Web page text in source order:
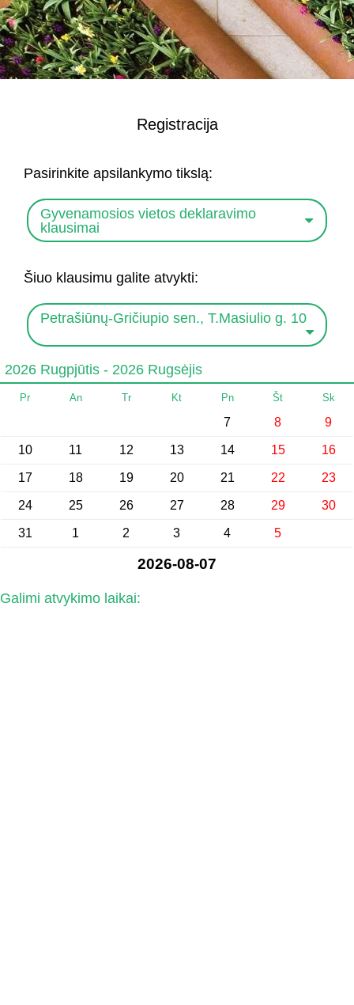
Registracija
Pasirinkite apsilankymo tikslą:
Gyvenamosios vietos deklaravimo
klausimai
Šiuo klausimu galite atvykti:
Petrašiūnų-Gričiupio sen., T.Masiulio g. 10
2026 Rugpjūtis - 2026 Rugsėjis
Pr An Tr Kt Pn Št Sk
7 8 9
10 11 12 13 14 15 16
17 18 19 20 21 22 23
24 25 26 27 28 29 30
31 1 2 3 4 5
2026-08-07
Galimi atvykimo laikai: